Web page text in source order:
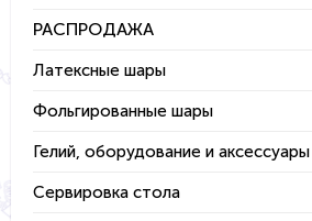
РАСПРОДАЖА
Латексные шары
Фольгированные шары
Гелий, оборудование и аксессуары
Сервировка стола